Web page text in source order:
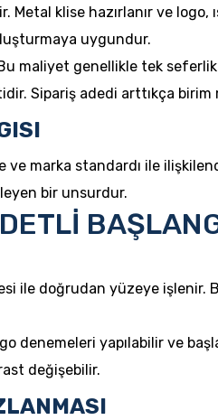
klise hazırlanır ve logo,
uygundur.
Bu maliyet genellikle tek
Sipariş adedi arttıkça
ve marka standardı ile
bir unsurdur.
ile doğrudan yüzeye işlenir.
denemeleri yapılabilir ve
değişebilir.